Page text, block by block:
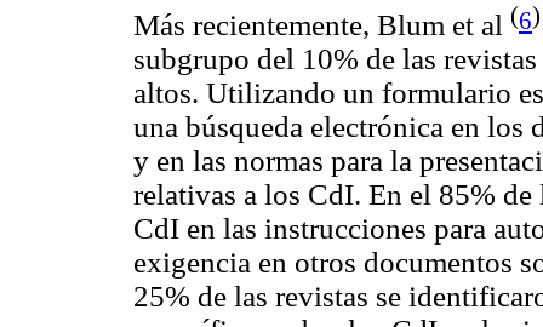
Más recientemente, Blum et al (6)
subgrupo del 10% de las
altos. Utilizando un formulario
una búsqueda electrónica en los
y en las normas para la
relativas a los CdI. En el 85% de
CdI en las instrucciones para
exigencia en otros documentos
25% de las revistas se